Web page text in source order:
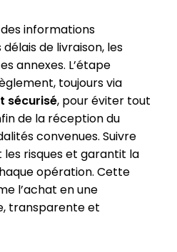
informations
de livraison, les
annexes. L’étape
toujours via
sécurisé, pour éviter tout
de la réception du
convenues. Suivre
risques et garantit la
opération. Cette
l’achat en une
transparente et